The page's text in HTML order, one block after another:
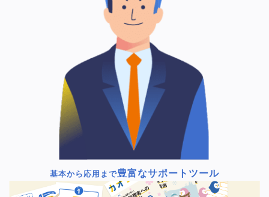
基本から応用まで豊富なサポートツール